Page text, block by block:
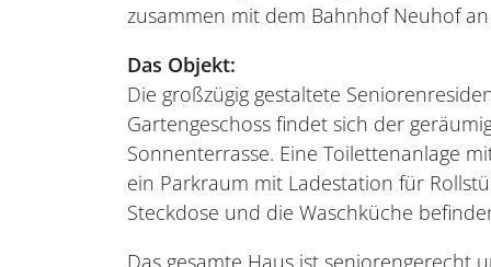
zusammen mit dem Bahnhof Neuhof
Das Objekt:
Die großzügig gestaltete
Gartengeschoss findet sich der
Sonnenterrasse. Eine Toilettenanlage
ein Parkraum mit Ladestation für
Steckdose und die Waschküche
Das gesamte Haus ist